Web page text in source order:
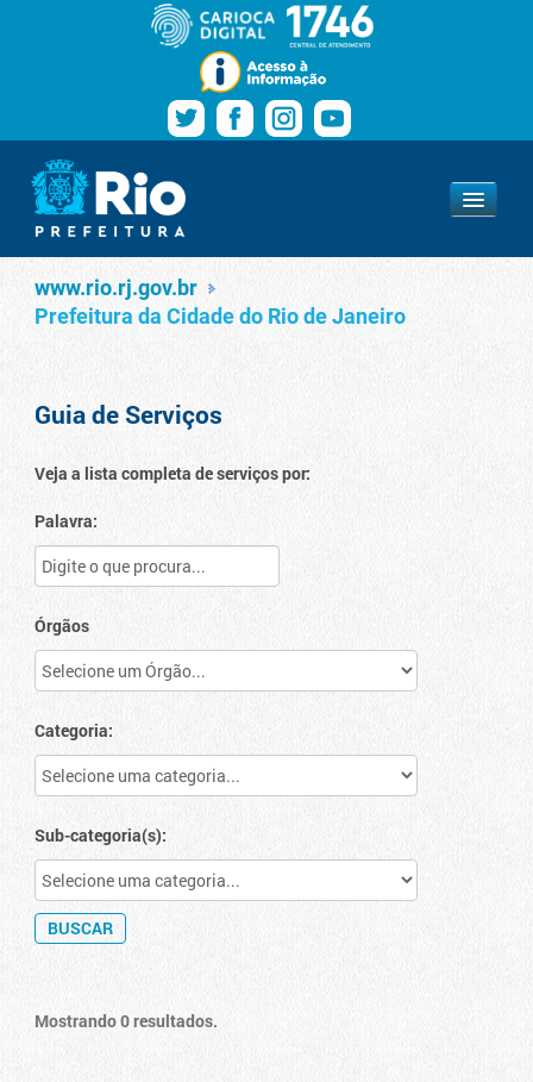
Pular para o conteúdo
Navegação
www.rio.rj.gov.br
Serviços
www.rio.rj.gov.br
Prefeitura da Cidade do Rio de Janeiro
Guia de Serviços
Veja a lista completa de serviços por:
Palavra:
Órgãos
Categoria:
Sub-categoria(s):
Mostrando 0 resultados.